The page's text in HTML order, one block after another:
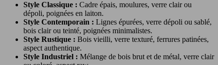
Style Classique : Cadre épais, moulures, verre clair ou
dépoli, poignées en laiton.
Style Contemporain : Lignes épurées, verre dépoli ou sablé,
bois clair ou teinté, poignées minimalistes.
Style Rustique : Bois vieilli, verre texturé, ferrures patinées,
aspect authentique.
Style Industriel : Mélange de bois brut et de métal, verre clair